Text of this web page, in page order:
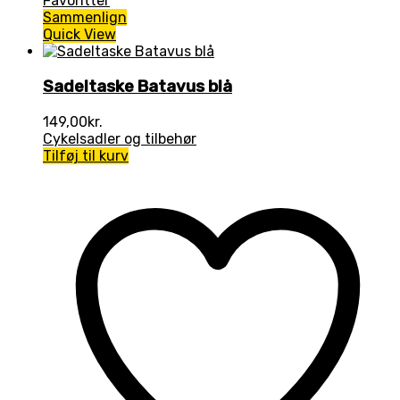
Sammenlign
Quick View
Sadeltaske Batavus blå
149,00kr.
Cykelsadler og tilbehør
Tilføj til kurv